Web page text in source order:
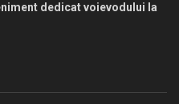
dedicat voievodului la